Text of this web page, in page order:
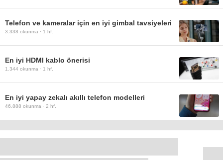
Telefon ve kameralar için en iyi gimbal tavsiyeleri
3.338 okunma · 1 hf.
En iyi HDMI kablo önerisi
1.344 okunma · 1 hf.
En iyi yapay zekalı akıllı telefon modelleri
46.888 okunma · 2 hf.